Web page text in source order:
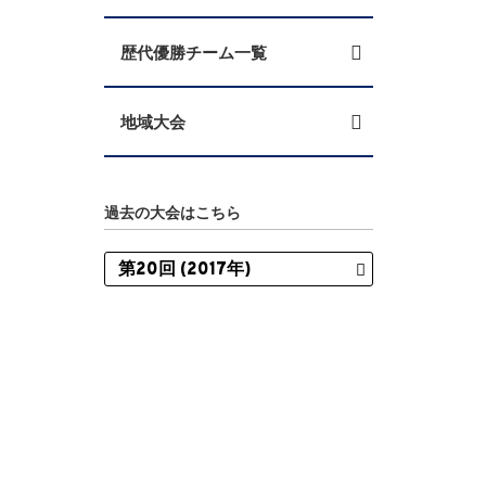
歴代優勝チーム一覧
地域大会
過去の大会はこちら